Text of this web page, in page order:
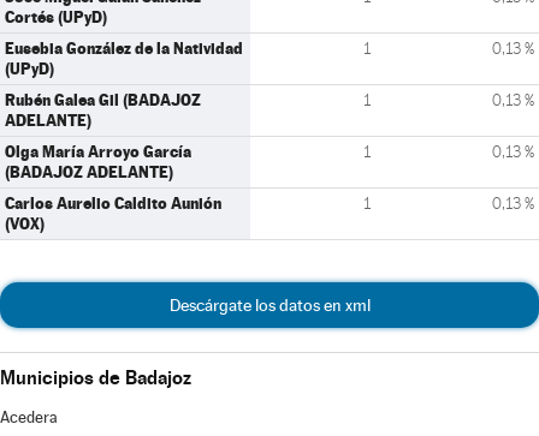
Cortés (UPyD)
Eusebia González de la Natividad
(UPyD)
1 0,13 %
Rubén Galea Gil (BADAJOZ
ADELANTE)
1 0,13 %
Olga María Arroyo García
(BADAJOZ ADELANTE)
1 0,13 %
Carlos Aurelio Caldito Aunión
(VOX)
1 0,13 %
Descárgate los datos en xml
Municipios de Badajoz
Acedera